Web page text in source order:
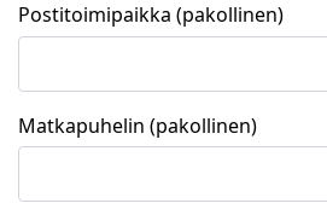
Postitoimipaikka (pakollinen)
Matkapuhelin (pakollinen)